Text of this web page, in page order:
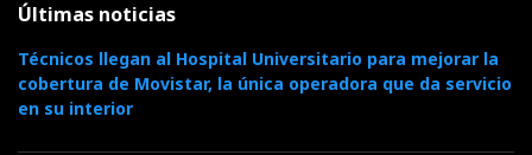
Últimas noticias
Técnicos llegan al Hospital Universitario para mejorar la
cobertura de Movistar, la única operadora que da servicio
en su interior